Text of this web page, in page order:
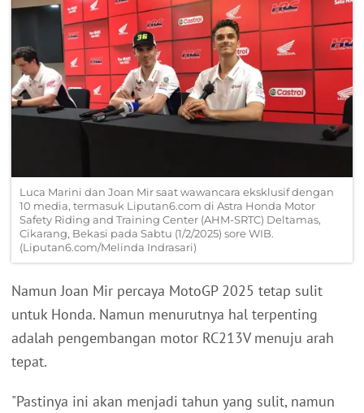
Luca Marini dan Joan Mir saat wawancara eksklusif dengan
10 media, termasuk Liputan6.com di Astra Honda Motor
Safety Riding and Training Center (AHM-SRTC) Deltamas,
Cikarang, Bekasi pada Sabtu (1/2/2025) sore WIB.
(Liputan6.com/Melinda Indrasari)
Namun Joan Mir percaya MotoGP 2025 tetap sulit
untuk Honda. Namun menurutnya hal terpenting
adalah pengembangan motor RC213V menuju arah
tepat.
"Pastinya ini akan menjadi tahun yang sulit, namun